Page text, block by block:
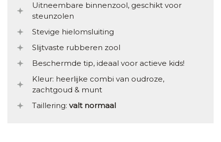
Uitneembare binnenzool, geschikt voor
steunzolen
Stevige hielomsluiting
Slijtvaste rubberen zool
Beschermde tip, ideaal voor actieve kids!
Kleur: heerlijke combi van oudroze,
zachtgoud & munt
Taillering: valt normaal